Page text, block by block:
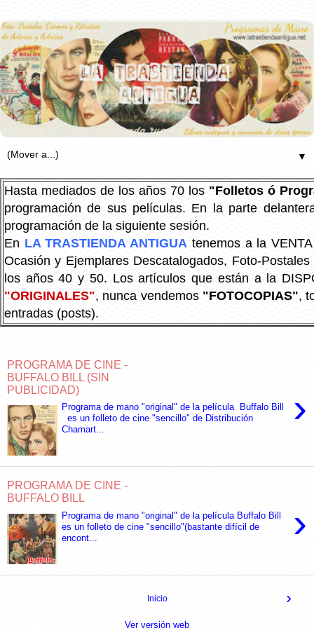
▼
Hasta mediados de los años 70 los "Folletos ó
programación de sus películas. En la parte
programación de la siguiente sesión.
En LA TRASTIENDA ANTIGUA tenemos a la
Ocasión y Ejemplares Descatalogados, Foto-
los años 40 y 50. Los artículos que están a la
"ORIGINALES", nunca vendemos "FOTOCOPIAS",
entradas (posts).
PROGRAMA DE CINE -
BUFFALO BILL (SIN
PUBLICIDAD)
›
Programa de mano "original" de la película Buffalo Bill
es un folleto de cine "sencillo" de Distribución
Chamart...
PROGRAMA DE CINE -
BUFFALO BILL
›
Programa de mano "original" de la película Buffalo Bill
es un folleto de cine "sencillo"(bastante difícil de
encont...
›
Inicio
Ver versión web